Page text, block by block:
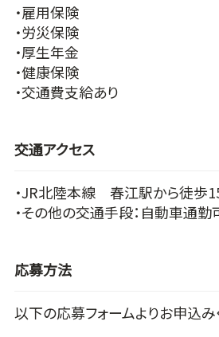
・雇用保険
・労災保険
・厚生年金
・健康保険
・交通費支給あり
交通アクセス
・JR北陸本線 春江駅から徒歩
・その他の交通手段：自動車通勤
応募方法
以下の応募フォームよりお申込み